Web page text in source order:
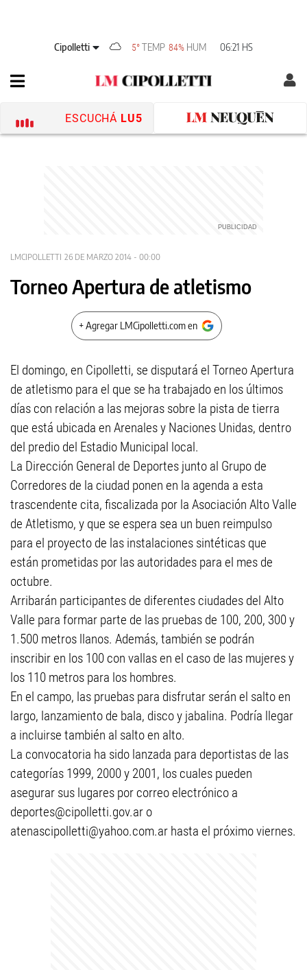
Cipolletti 5° TEMP 84% HUM 06:21 HS
ESCUCHÁ LU5
LMCIPOLLETTI 26 DE MARZO 2014 - 00:00
Torneo Apertura de atletismo
+ Agregar LMCipolletti.com en
El domingo, en Cipolletti, se disputará el Torneo Apertura
de atletismo para el que se ha trabajado en los últimos
días con relación a las mejoras sobre la pista de tierra
que está ubicada en Arenales y Naciones Unidas, dentro
del predio del Estadio Municipal local.
La Dirección General de Deportes junto al Grupo de
Corredores de la ciudad ponen en la agenda a esta
trascendente cita, fiscalizada por la Asociación Alto Valle
de Atletismo, y que se espera sea un buen reimpulso
para el proyecto de las instalaciones sintéticas que
están prometidas por las autoridades para el mes de
octubre.
Arribarán participantes de diferentes ciudades del Alto
Valle para formar parte de las pruebas de 100, 200, 300 y
1.500 metros llanos. Además, también se podrán
inscribir en los 100 con vallas en el caso de las mujeres y
los 110 metros para los hombres.
En el campo, las pruebas para disfrutar serán el salto en
largo, lanzamiento de bala, disco y jabalina. Podría llegar
a incluirse también al salto en alto.
La convocatoria ha sido lanzada para deportistas de las
categorías 1999, 2000 y 2001, los cuales pueden
asegurar sus lugares por correo electrónico a
deportes@cipolletti.gov.ar o
atenascipolletti@yahoo.com.ar hasta el próximo viernes.